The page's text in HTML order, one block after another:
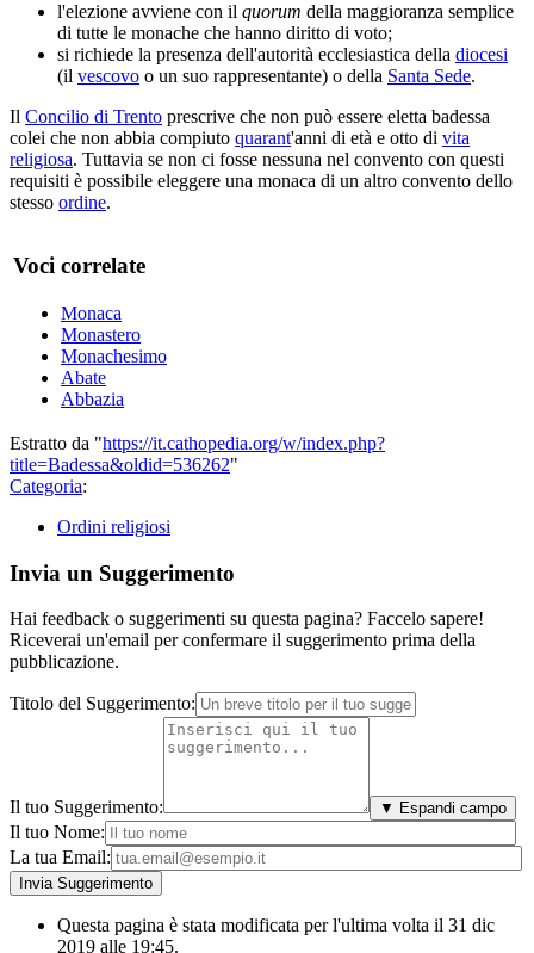
l'elezione avviene con il quorum della maggioranza semplice
di tutte le monache che hanno diritto di voto;
si richiede la presenza dell'autorità ecclesiastica della diocesi
(il vescovo o un suo rappresentante) o della Santa Sede.
Il Concilio di Trento prescrive che non può essere eletta badessa
colei che non abbia compiuto quarant'anni di età e otto di vita
religiosa. Tuttavia se non ci fosse nessuna nel convento con questi
requisiti è possibile eleggere una monaca di un altro convento dello
stesso ordine.
Voci correlate
Monaca
Monastero
Monachesimo
Abate
Abbazia
Estratto da "https://it.cathopedia.org/w/index.php?
title=Badessa&oldid=536262"
Categoria:
Ordini religiosi
Invia un Suggerimento
Hai feedback o suggerimenti su questa pagina? Faccelo sapere!
Riceverai un'email per confermare il suggerimento prima della
pubblicazione.
Titolo del Suggerimento:
Il tuo Suggerimento: ▼ Espandi campo
Il tuo Nome:
La tua Email:
Questa pagina è stata modificata per l'ultima volta il 31 dic
2019 alle 19:45.